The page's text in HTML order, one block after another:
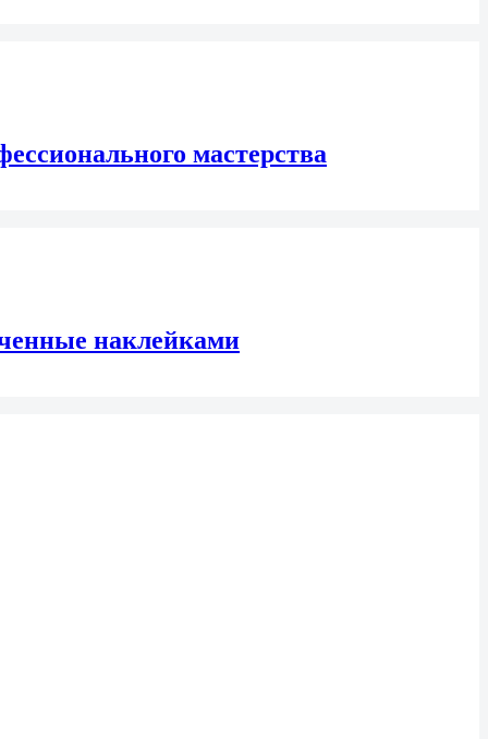
мастерства
наклейками